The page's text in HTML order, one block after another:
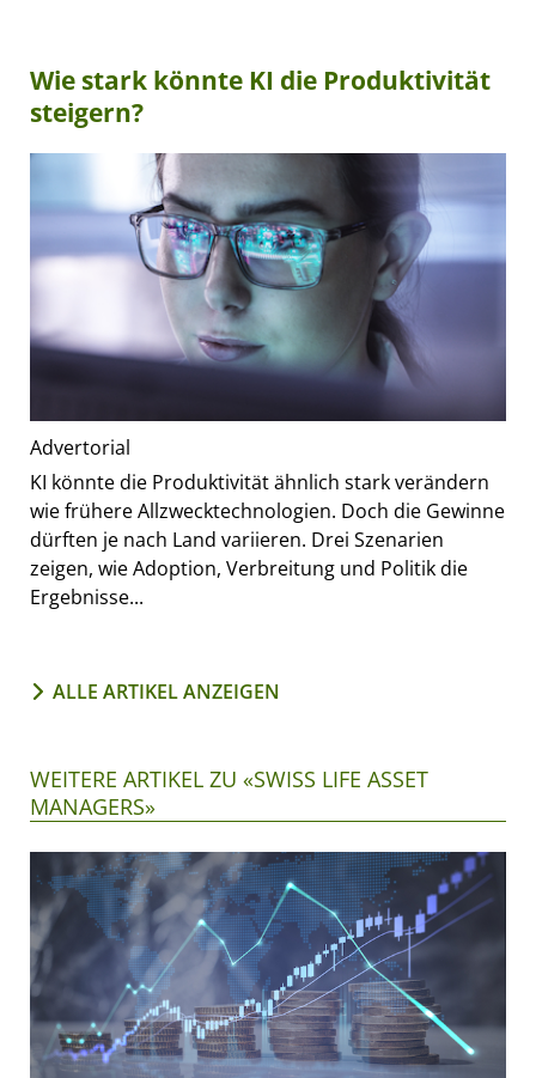
Wie stark könnte KI die Produktivität
steigern?
Advertorial
KI könnte die Produktivität ähnlich stark verändern
wie frühere Allzwecktechnologien. Doch die Gewinne
dürften je nach Land variieren. Drei Szenarien
zeigen, wie Adoption, Verbreitung und Politik die
Ergebnisse...
ALLE ARTIKEL ANZEIGEN
WEITERE ARTIKEL ZU «SWISS LIFE ASSET
MANAGERS»